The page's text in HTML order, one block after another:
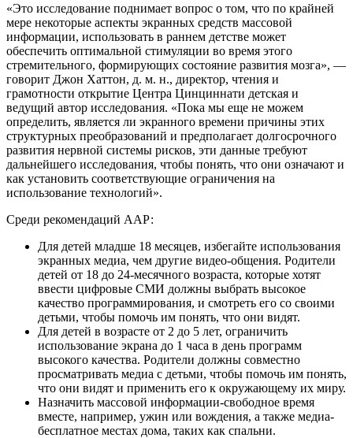
«Это исследование поднимает вопрос о том, что по крайней
мере некоторые аспекты экранных средств массовой
информации, использовать в раннем детстве может
обеспечить оптимальной стимуляции во время этого
стремительного, формирующих состояние развития мозга», —
говорит Джон Хаттон, д. м. н., директор, чтения и
грамотности открытие Центра Цинциннати детская и
ведущий автор исследования. «Пока мы еще не можем
определить, является ли экранного времени причины этих
структурных преобразований и предполагает долгосрочного
развития нервной системы рисков, эти данные требуют
дальнейшего исследования, чтобы понять, что они означают и
как установить соответствующие ограничения на
использование технологий».
Среди рекомендаций ААР:
Для детей младше 18 месяцев, избегайте использования
экранных медиа, чем другие видео-общения. Родители
детей от 18 до 24-месячного возраста, которые хотят
ввести цифровые СМИ должны выбрать высокое
качество программирования, и смотреть его со своими
детьми, чтобы помочь им понять, что они видят.
Для детей в возрасте от 2 до 5 лет, ограничить
использование экрана до 1 часа в день программ
высокого качества. Родители должны совместно
просматривать медиа с детьми, чтобы помочь им понять,
что они видят и применить его к окружающему их миру.
Назначить массовой информации-свободное время
вместе, например, ужин или вождения, а также медиа-
бесплатное местах дома, таких как спальни.